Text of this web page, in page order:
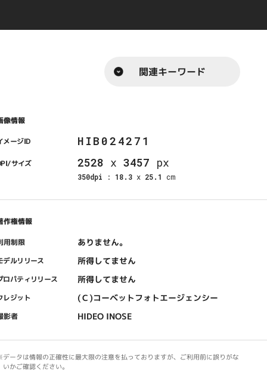
関連キーワード
像情報
メージID HIB024271
サイズ 2528 x 3457 px
350dpi : 18.3 x 25.1 cm
作権情報
用制限 ありません。
デルリリース 所得してません
ロパティリリース 所得してません
レジット (Ｃ)コーベットフォトエージェンシー
影者 HIDEO INOSE
ータは情報の正確性に最大限の注意を払っておりますが、ご利用前に誤りがな
いかご確認ください。